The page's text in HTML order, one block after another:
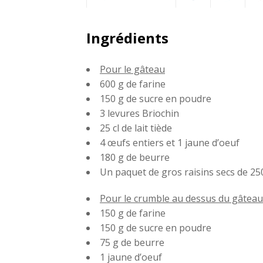
Ingrédients
Pour le gâteau
600 g de farine
150 g de sucre en poudre
3 levures Briochin
25 cl de lait tiède
4 œufs entiers et 1 jaune d’oeuf
180 g de beurre
Un paquet de gros raisins secs de
Pour le crumble au dessus du gâteau
150 g de farine
150 g de sucre en poudre
75 g de beurre
1 jaune d’oeuf